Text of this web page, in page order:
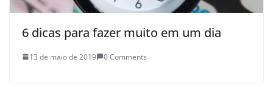
6 dicas para fazer muito em um dia
13 de maio de 2019 0 Comments